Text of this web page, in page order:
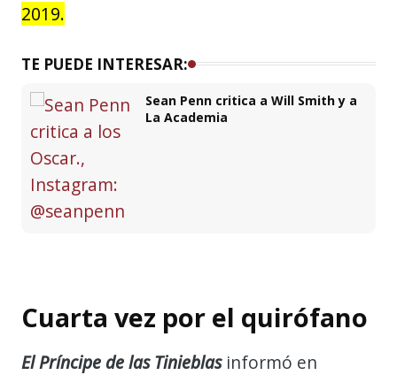
2019.
TE PUEDE INTERESAR:
Sean Penn critica a Will Smith y a
La Academia
Cuarta vez por el quirófano
El Príncipe de las Tinieblasinformó en